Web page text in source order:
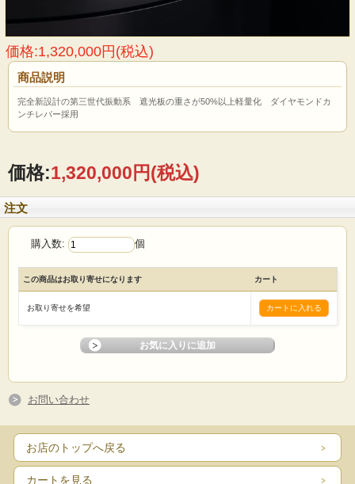
価格:1,320,000円(税込)
商品説明
完全新設計の第三世代振動系 遮光板の重さが50%以上軽量化 ダイヤモンドカ
ンチレバー採用
価格:1,320,000円(税込)
注文
購入数: 個
この商品はお取り寄せになります カート
お取り寄せを希望
お問い合わせ
お店のトップへ戻る
カートを見る